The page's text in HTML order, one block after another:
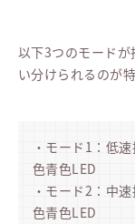
以下3つのモード
い分けられるのが特
・モード1：低
色青色LED
・モード2：中
色青色LED